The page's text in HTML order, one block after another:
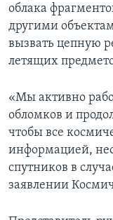
облака
другими
вызвать цепную
летящих
«Мы активно
обломков и
чтобы все
информацией,
спутников в
заявлении